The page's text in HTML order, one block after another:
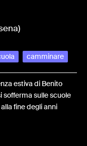
camminare
estiva di Benito
sofferma sulle scuole
fine degli anni